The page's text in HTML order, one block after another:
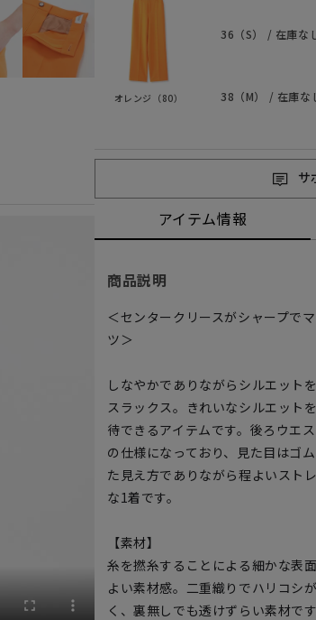
オレンジ（80）
36（S） / 在庫な
38（M） / 在庫な
サ
アイテム情報
商品説明
＜センタークリースがシャープで
ツ＞
しなやかでありながらシルエット
スラックス。きれいなシルエット
待できるアイテムです。後ろウエ
の仕様になっており、見た目はゴ
た見え方でありながら程よいスト
な1着です。
【素材】
糸を撚糸することによる細かな表
よい素材感。二重織りでハリコシ
く、裏無しでも透けずらい素材で